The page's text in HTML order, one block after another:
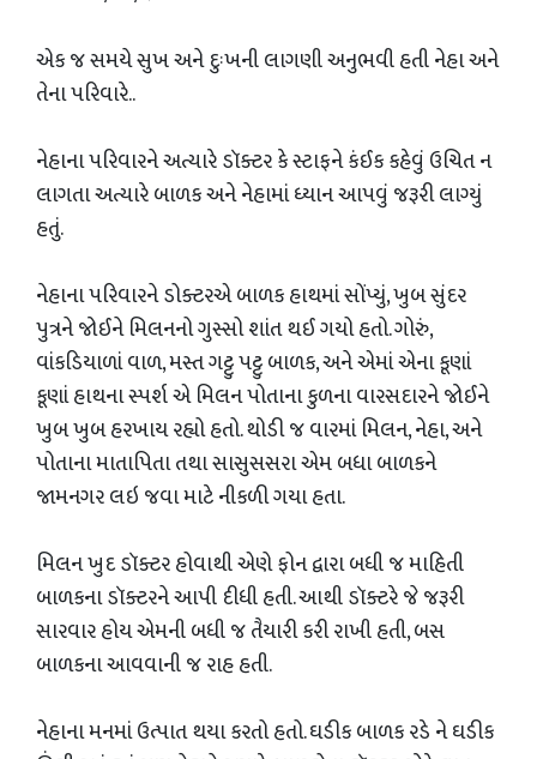
એક જ સમયે સુખ અને દુઃખની લાગણી અનુભવી હતી નેહા અને
તેના પરિવારે..
નેહાના પરિવારને અત્યારે ડૉક્ટર કે સ્ટાફને કંઈક કહેવું ઉચિત ન
લાગતા અત્યારે બાળક અને નેહામાં ધ્યાન આપવું જરૂરી લાગ્યું
હતું.
નેહાના પરિવારને ડોક્ટરએ બાળક હાથમાં સોંપ્યું, ખુબ સુંદર
પુત્રને જોઈને મિલનનો ગુસ્સો શાંત થઈ ગયો હતો. ગોરું,
વાંકડિયાળાં વાળ, મસ્ત ગટ્ટુ પટ્ટુ બાળક, અને એમાં એના કૂણાં
કૂણાં હાથના સ્પર્શ એ મિલન પોતાના કુળના વારસદારને જોઈને
ખુબ ખુબ હરખાય રહ્યો હતો. થોડી જ વારમાં મિલન, નેહા, અને
પોતાના માતાપિતા તથા સાસુસસરા એમ બધા બાળકને
જામનગર લઇ જવા માટે નીકળી ગયા હતા.
મિલન ખુદ ડૉક્ટર હોવાથી એણે ફોન દ્વારા બધી જ માહિતી
બાળકના ડૉક્ટરને આપી દીધી હતી. આથી ડૉક્ટરે જે જરૂરી
સારવાર હોય એમની બધી જ તૈયારી કરી રાખી હતી, બસ
બાળકના આવવાની જ રાહ હતી.
નેહાના મનમાં ઉત્પાત થયા કરતો હતો. ઘડીક બાળક રડે ને ઘડીક